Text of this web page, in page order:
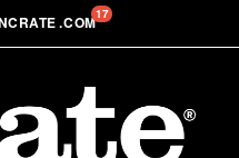
.COM17